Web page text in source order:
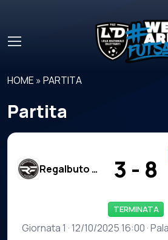
HOME »PARTITA
Partita
Regalbuto Futsal 3 - 8
TERMINATA
Giornata 1 · 12/10/2025 16:00 ·